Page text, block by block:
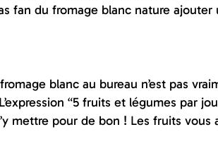
fan du fromage blanc nature
blanc au bureau n’est pas
“5 fruits et légumes par
mettre pour de bon ! Les fruits